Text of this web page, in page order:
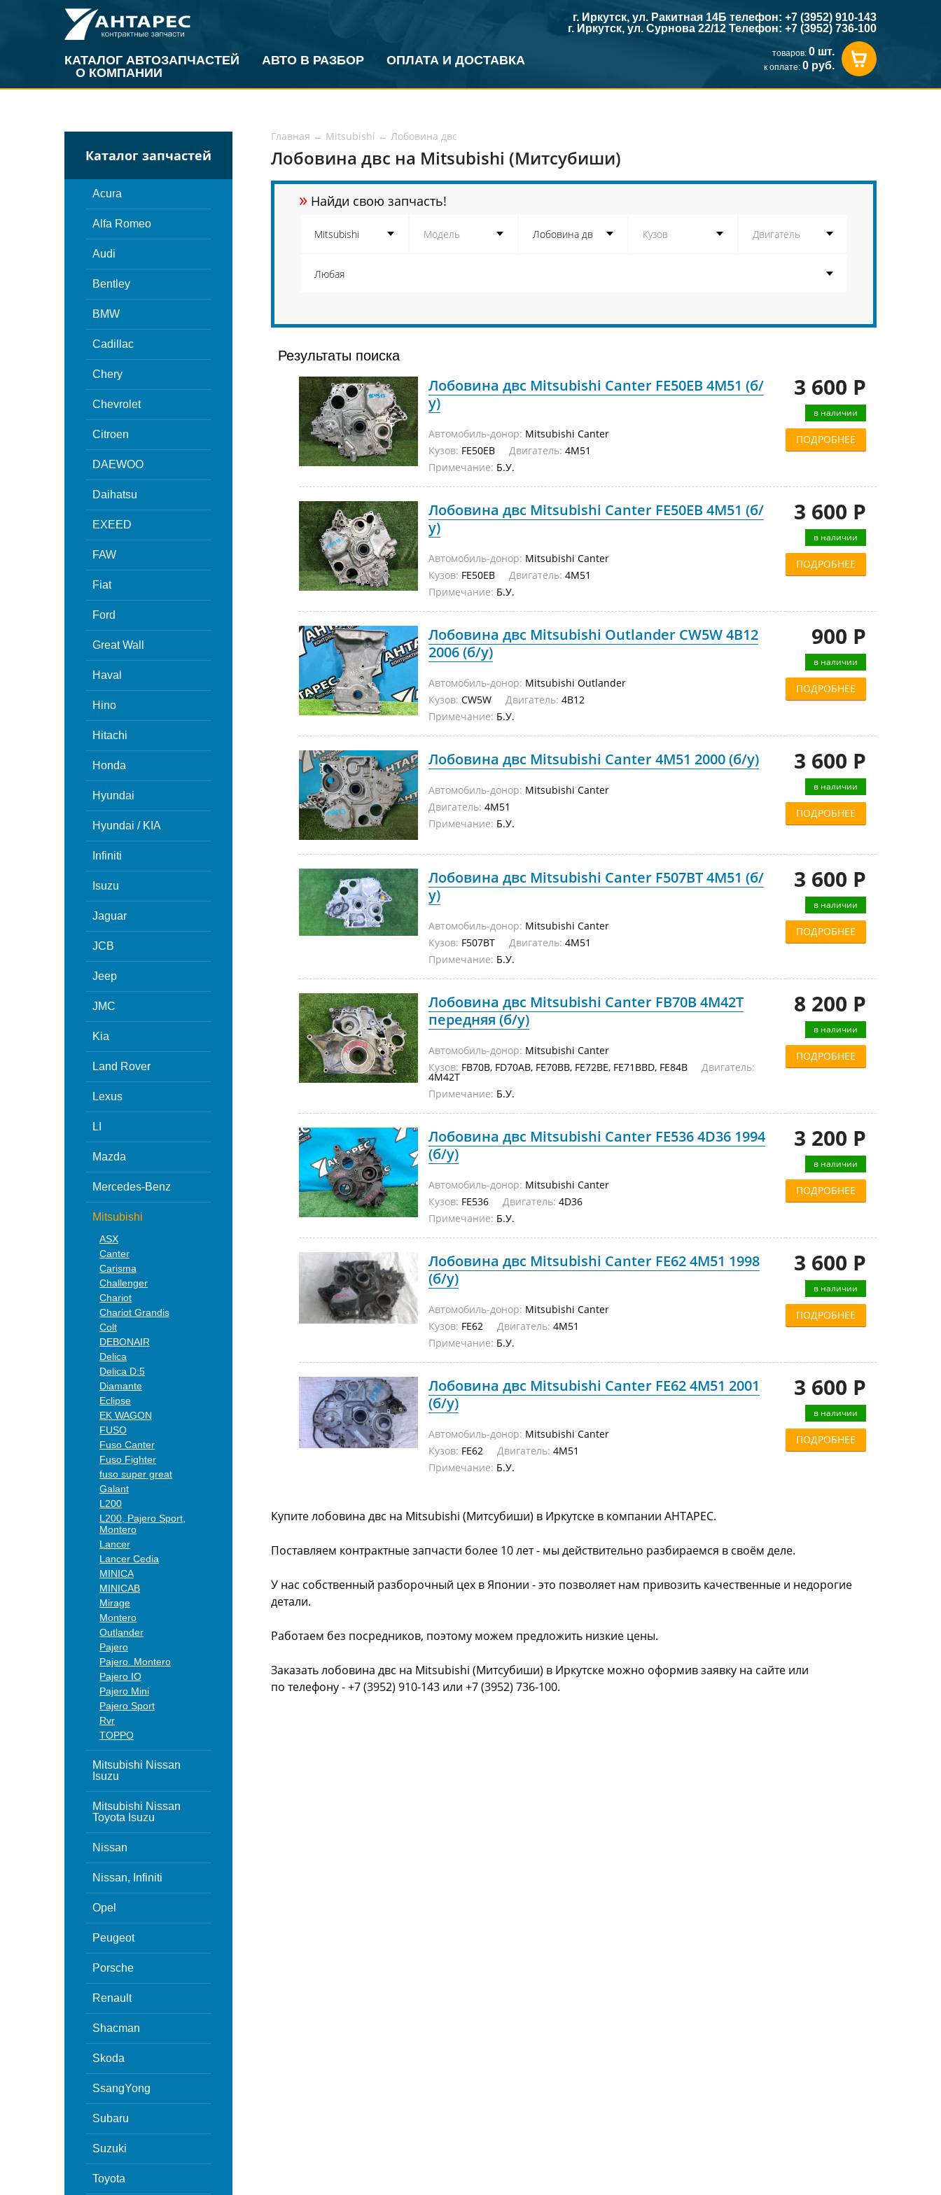
КАТАЛОГ АВТОЗАПЧАСТЕЙ АВТО В РАЗБОР
ОПЛАТА И ДОСТАВКА
О КОМПАНИИ
г. Иркутск, ул. Ракитная 14Б телефон: +7 (3952) 910-143
г. Иркутск, ул. Сурнова 22/12 Телефон: +7 (3952) 736-100
товаров: 0 шт.
к оплате: 0 руб.
Каталог запчастей
Acura
Alfa Romeo
Audi
Bentley
BMW
Cadillac
Chery
Chevrolet
Citroen
DAEWOO
Daihatsu
EXEED
FAW
Fiat
Ford
Great Wall
Haval
Hino
Hitachi
Honda
Hyundai
Hyundai / KIA
Infiniti
Isuzu
Jaguar
JCB
Jeep
JMC
Kia
Land Rover
Lexus
LI
Mazda
Mercedes-Benz
Mitsubishi
ASX
Canter
Carisma
Challenger
Chariot
Chariot Grandis
Colt
DEBONAIR
Delica
Delica D:5
Diamante
Eclipse
EK WAGON
FUSO
Fuso Canter
Fuso Fighter
fuso super great
Galant
L200
L200, Pajero Sport,
Montero
Lancer
Lancer Cedia
MINICA
MINICAB
Mirage
Montero
Outlander
Pajero
Pajero. Montero
Pajero IO
Pajero Mini
Pajero Sport
Rvr
TOPPO
Mitsubishi Nissan
Isuzu
Mitsubishi Nissan
Toyota Isuzu
Nissan
Nissan, Infiniti
Opel
Peugeot
Porsche
Renault
Shacman
Skoda
SsangYong
Subaru
Suzuki
Toyota
Главная ← Mitsubishi ← Лобовина двс
Лобовина двс на Mitsubishi (Митсубиши)
» Найди свою запчасть!
Результаты поиска
Лобовина двс Mitsubishi Canter FE50EB 4M51 (б/
у)
Автомобиль-донор: Mitsubishi Canter
Кузов: FE50EB Двигатель: 4M51
Примечание: Б.У.
3 600 Р
в наличии
ПОДРОБНЕЕ
Лобовина двс Mitsubishi Canter FE50EB 4M51 (б/
у)
Автомобиль-донор: Mitsubishi Canter
Кузов: FE50EB Двигатель: 4M51
Примечание: Б.У.
3 600 Р
в наличии
ПОДРОБНЕЕ
Лобовина двс Mitsubishi Outlander CW5W 4B12
2006 (б/у)
Автомобиль-донор: Mitsubishi Outlander
Кузов: CW5W Двигатель: 4B12
Примечание: Б.У.
900 Р
в наличии
ПОДРОБНЕЕ
Лобовина двс Mitsubishi Canter 4M51 2000 (б/у)
Автомобиль-донор: Mitsubishi Canter
Двигатель: 4M51
Примечание: Б.У.
3 600 Р
в наличии
ПОДРОБНЕЕ
Лобовина двс Mitsubishi Canter F507BT 4M51 (б/
у)
Автомобиль-донор: Mitsubishi Canter
Кузов: F507BT Двигатель: 4M51
Примечание: Б.У.
3 600 Р
в наличии
ПОДРОБНЕЕ
Лобовина двс Mitsubishi Canter FB70B 4M42T
передняя (б/у)
Автомобиль-донор: Mitsubishi Canter
Кузов: FB70B, FD70AB, FE70BB, FE72BE, FE71BBD, FE84B Двигатель:
4M42T
Примечание: Б.У.
8 200 Р
в наличии
ПОДРОБНЕЕ
Лобовина двс Mitsubishi Canter FE536 4D36 1994
(б/у)
Автомобиль-донор: Mitsubishi Canter
Кузов: FE536 Двигатель: 4D36
Примечание: Б.У.
3 200 Р
в наличии
ПОДРОБНЕЕ
Лобовина двс Mitsubishi Canter FE62 4M51 1998
(б/у)
Автомобиль-донор: Mitsubishi Canter
Кузов: FE62 Двигатель: 4M51
Примечание: Б.У.
3 600 Р
в наличии
ПОДРОБНЕЕ
Лобовина двс Mitsubishi Canter FE62 4M51 2001
(б/у)
Автомобиль-донор: Mitsubishi Canter
Кузов: FE62 Двигатель: 4M51
Примечание: Б.У.
3 600 Р
в наличии
ПОДРОБНЕЕ
Купите лобовина двс на Mitsubishi (Митсубиши) в Иркутске в компании АНТАРЕС.
Поставляем контрактные запчасти более 10 лет - мы действительно разбираемся в своём деле.
У нас собственный разборочный цех в Японии - это позволяет нам привозить качественные и недорогие
детали.
Работаем без посредников, поэтому можем предложить низкие цены.
Заказать лобовина двс на Mitsubishi (Митсубиши) в Иркутске можно оформив заявку на сайте или
по телефону - +7 (3952) 910-143 или +7 (3952) 736-100.